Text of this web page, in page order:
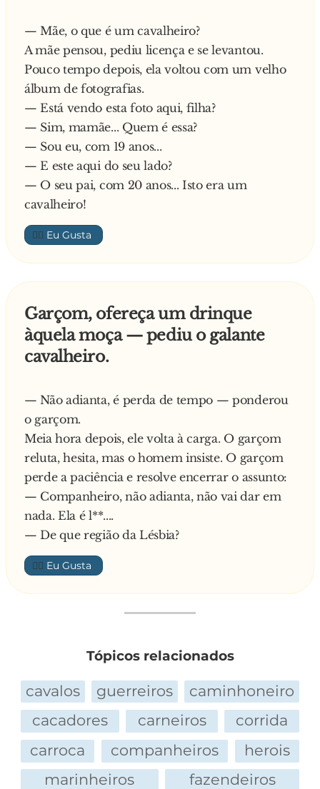
— Mãe, o que é um cavalheiro?
A mãe pensou, pediu licença e se levantou.
Pouco tempo depois, ela voltou com um velho
álbum de fotografias.
— Está vendo esta foto aqui, filha?
— Sim, mamãe... Quem é essa?
— Sou eu, com 19 anos...
— E este aqui do seu lado?
— O seu pai, com 20 anos... Isto era um
cavalheiro!
👍🏼
Garçom, ofereça um drinque
àquela moça — pediu o galante
cavalheiro.
— Não adianta, é perda de tempo — ponderou
o garçom.
Meia hora depois, ele volta à carga. O garçom
reluta, hesita, mas o homem insiste. O garçom
perde a paciência e resolve encerrar o assunto:
— Companheiro, não adianta, não vai dar em
nada. Ela é l**....
— De que região da Lésbia?
👍🏼
Tópicos relacionados
cavalos guerreiros
caminhoneiro
cacadores
carneiros
corrida
carroca
companheiros
herois
marinheiros
fazendeiros